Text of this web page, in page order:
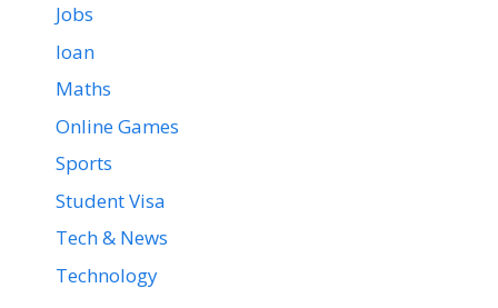
Jobs
loan
Maths
Online Games
Sports
Student Visa
Tech & News
Technology